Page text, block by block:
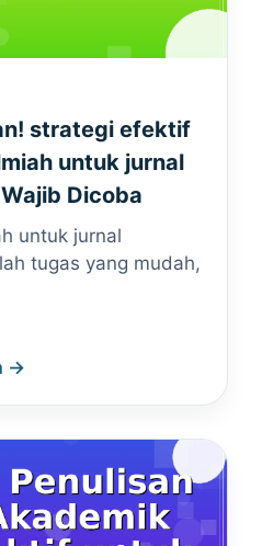
strategi efektif
untuk jurnal
Dicoba
untuk jurnal
tugas yang mudah,
→